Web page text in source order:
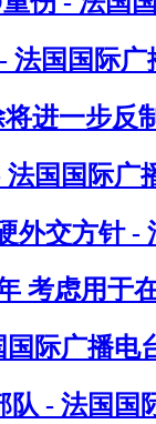
法国国际广
进一步反
国国际广
外交方针 -
考虑用于
际广播电
- 法国国